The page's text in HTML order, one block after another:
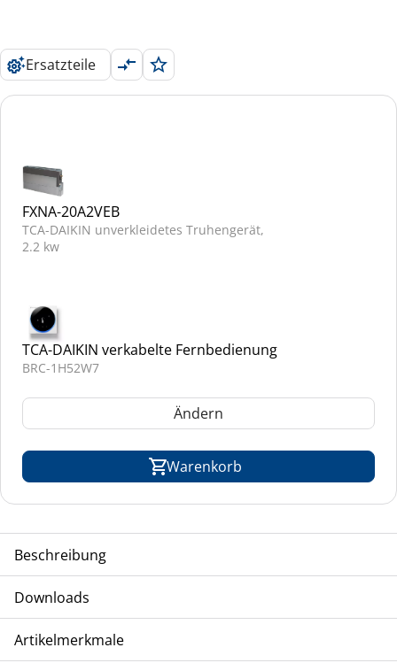
Ersatzteile
FXNA-20A2VEB
TCA-DAIKIN unverkleidetes Truhengerät,
2.2 kw
TCA-DAIKIN verkabelte Fernbedienung
BRC-1H52W7
Ändern
Warenkorb
Beschreibung
Modell, Kältemittel R-32
Downloads
Installations- und Betriebsanleitung FXNA-A
Explosionszeichnungen
Artikelmerkmale